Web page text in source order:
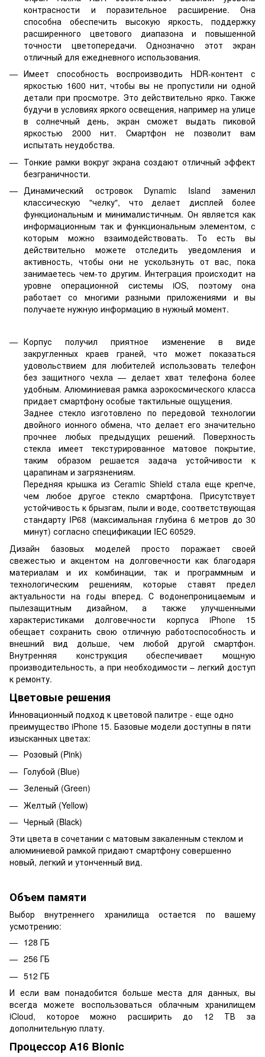
контрасности и поразительное расширение. Она
способна обеспечить высокую яркость, поддержку
расширенного цветового диапазона и повышенной
точности цветопередачи. Однозначно этот экран
отличный для ежедневного использования.
Имеет способность воспроизводить HDR-контент с
яркостью 1600 нит, чтобы вы не пропустили ни одной
детали при просмотре. Это действительно ярко. Также
будучи в условиях яркого освещения, например на улице
в солнечный день, экран сможет выдать пиковой
яркостью 2000 нит. Смартфон не позволит вам
испытать неудобства.
Тонкие рамки вокруг экрана создают отличный эффект
безграничности.
Динамический островок Dynamic Island заменил
классическую "челку", что делает дисплей более
функциональным и минималистичным. Он является как
информационным так и функциональным элементом, с
которым можно взаимодействовать. То есть вы
действительно можете отследить уведомления и
активность, чтобы они не ускользнуть от вас, пока
занимаетесь чем-то другим. Интеграция происходит на
уровне операционной системы iOS, поэтому она
работает со многими разными приложениями и вы
получаете нужную информацию в нужный момент.
Корпус получил приятное изменение в виде
закругленных краев граней, что может показаться
удовольствием для любителей использовать телефон
без защитного чехла — делает хват телефона более
удобным. Алюминиевая рамка аэрокосмического класса
придает смартфону особые тактильные ощущения.
Заднее стекло изготовлено по передовой технологии
двойного ионного обмена, что делает его значительно
прочнее любых предыдущих решений. Поверхность
стекла имеет текстурированное матовое покрытие,
таким образом решается задача устойчивости к
царапинам и загрязнениям.
Передняя крышка из Ceramic Shield стала еще крепче,
чем любое другое стекло смартфона. Присутствует
устойчивость к брызгам, пыли и воде, соответствующая
стандарту IP68 (максимальная глубина 6 метров до 30
минут) согласно спецификации IEC 60529.
Дизайн базовых моделей просто поражает своей
свежестью и акцентом на долговечности как благодаря
материалам и их комбинации, так и программным и
технологическим решениям, которые ставят предел
актуальности на годы вперед. С водонепроницаемым и
пылезащитным дизайном, а также улучшенными
характеристиками долговечности корпуса iPhone 15
обещает сохранить свою отличную работоспособность и
внешний вид дольше, чем любой другой смартфон.
Внутренняя конструкция обеспечивает мощную
производительность, а при необходимости – легкий доступ
к ремонту.
Цветовые решения
Инновационный подход к цветовой палитре - еще одно
преимущество iPhone 15. Базовые модели доступны в пяти
изысканных цветах:
Розовый (Pink)
Голубой (Blue)
Зеленый (Green)
Желтый (Yellow)
Черный (Black)
Эти цвета в сочетании с матовым закаленным стеклом и
алюминиевой рамкой придают смартфону совершенно
новый, легкий и утонченный вид.
Объем памяти
Выбор внутреннего хранилища остается по вашему
усмотрению:
128 ГБ
256 ГБ
512 ГБ
И если вам понадобится больше места для данных, вы
всегда можете воспользоваться облачным хранилищем
iCloud, которое можно расширить до 12 ТВ за
дополнительную плату.
Процессор A16 Bionic